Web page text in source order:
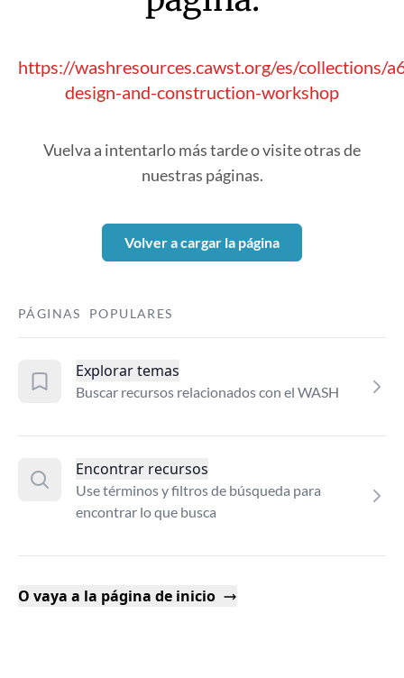
https://washresources.cawst.org/es/collections/
design-and-construction-workshop
Vuelva a intentarlo más tarde o visite otras de
nuestras páginas.
Volver a cargar la página
PÁGINAS POPULARES
Explorar temas
Buscar recursos relacionados con el WASH
Encontrar recursos
Use términos y filtros de búsqueda para
encontrar lo que busca
O vaya a la página de inicio